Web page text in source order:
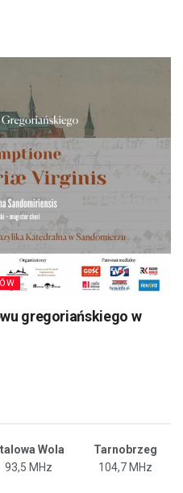
gregoriańskiego w
Wola
Tarnobrzeg
93,5 MHz 104,7 MHz